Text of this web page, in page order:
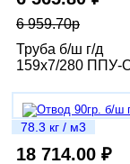
6 959.70р
Труба б/ш г/д
159х7/280 ППУ-
78.3 кг / м3
18 714.00 ₽